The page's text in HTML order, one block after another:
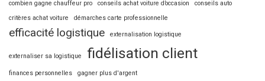
combien gagne chauffeur pro conseils achat voiture d’occasion
conseils auto
critères achat voiture
démarches carte professionnelle
efficacité logistique externalisation logistique
externaliser sa logistique fidélisation client
finances personnelles
gagner plus d'argent